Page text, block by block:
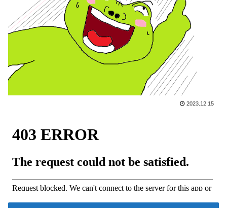
2023.12.15